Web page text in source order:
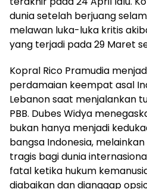
dunia setelah berjuang
melawan luka-luka kritis
yang terjadi pada 29 Maret
Kopral Rico Pramudia
perdamaian keempat asal
Lebanon saat menjalankan
PBB. Dubes Widya
bukan hanya menjadi
bangsa Indonesia,
tragis bagi dunia
fatal ketika hukum
diabaikan dan dianggap